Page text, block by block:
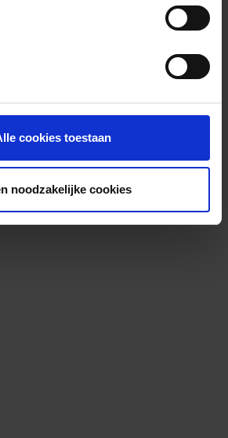
cookies toestaan
noodzakelijke cookies